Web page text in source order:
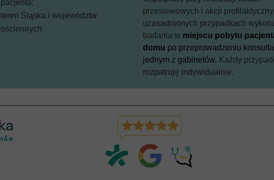
pacjenta:
teren Śląska i województw
ościennych
przesiewowych i akcji
uzasadnionych przypadkach
badania w miejscu pobytu
domu po przeprowadzeniu
jednym z gabinetów. Każdy
rozpatruję indywidualnie.